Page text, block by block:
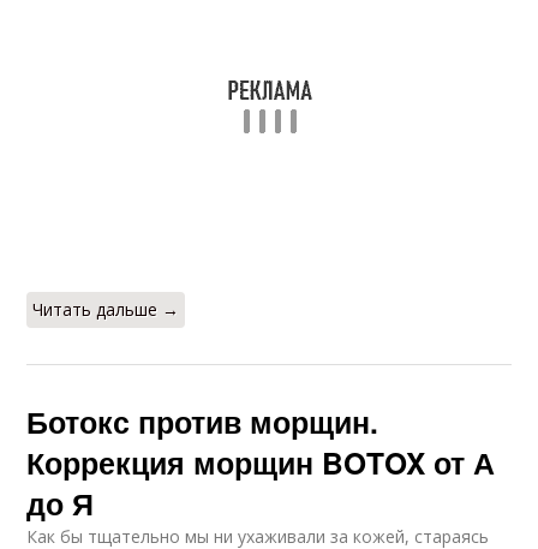
Читать дальше →
Ботокс против морщин.
Коррекция морщин BOTOX от А
до Я
Как бы тщательно мы ни ухаживали за кожей, стараясь